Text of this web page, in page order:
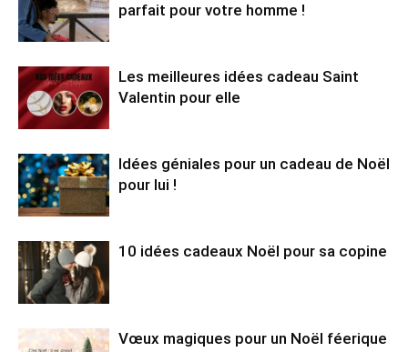
parfait pour votre homme !
Les meilleures idées cadeau Saint
Valentin pour elle
Idées géniales pour un cadeau de Noël
pour lui !
10 idées cadeaux Noël pour sa copine
Vœux magiques pour un Noël féerique